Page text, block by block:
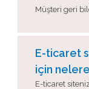
Müşteri geri
E-ticaret
için
E-ticaret